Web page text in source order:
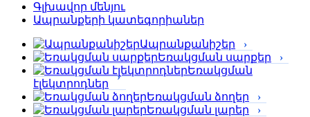
Գլխավոր մենյու
Ապրանքերի կատեգորիաներ
Ապրանքանիշեր
Եռակցման սարքեր
Եռակցման
էլեկտրոդներ
Եռակցման ձողեր
Եռակցման լարեր